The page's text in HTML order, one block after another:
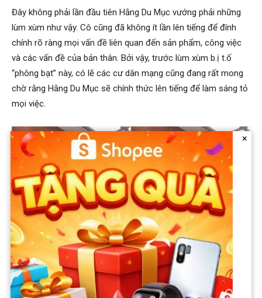
Đây không phải lần đầu tiên Hằng Du Mục vướng phải những
lùm xùm như vậy. Cô cũng đã không ít lần lên tiếng để đính
chính rõ ràng mọi vấn đề liên quan đến sản phẩm, công việc
và các vấn đề của bản thân. Bởi vậy, trước lùm xùm b.ị t.ố
“phông bạt” này, có lẽ các cư dân mạng cũng đang rất mong
chờ rằng Hằng Du Mục sẽ chính thức lên tiếng để làm sáng tỏ
mọi việc.
×